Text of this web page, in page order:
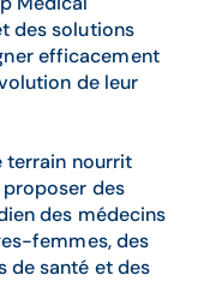
des solutions
efficacement
de leur
terrain nourrit
des
des médecins
femmes, des
de santé et des